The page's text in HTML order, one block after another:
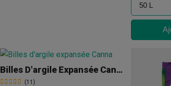
Billes D'argile Expansée Canna
(11)